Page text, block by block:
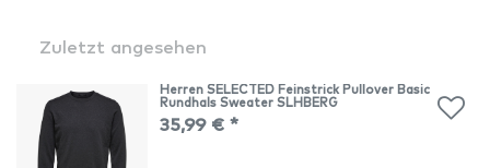
Zuletzt angesehen
Herren SELECTED Feinstrick Pullover Basic
Rundhals Sweater SLHBERG
35,99 € *